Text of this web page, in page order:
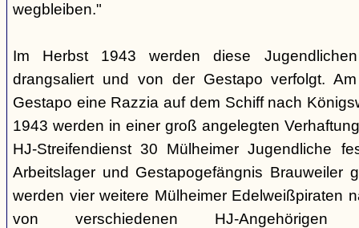
wegbleiben."
Im Herbst 1943 werden diese
drangsaliert und von der Gestapo verfolgt.
Gestapo eine Razzia auf dem Schiff nach
1943 werden in einer groß angelegten
HJ-Streifendienst 30 Mülheimer Jugendliche
Arbeitslager und Gestapogefängnis Brauweiler
werden vier weitere Mülheimer Edelweißpiraten
von verschiedenen HJ-Angehörigen